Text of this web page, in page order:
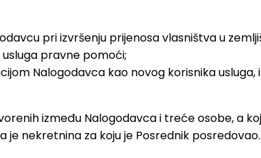
pri izvršenju prijenosa vlasništva u
pravne pomoći;
Nalogodavca kao novog korisnika
između Nalogodavca i treće osobe, a
nekretnina za koju je Posrednik posredovao.